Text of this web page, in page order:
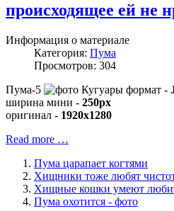
происходящее ей не
Информация о материале
Категория: Пума
Просмотров: 304
Пума-5
формат -
ширина мини - 250px
оригинал - 1920x1280
Read more …
Пума царапает когтями
Хищники тоже любят
Хищные кошки умеют
Пума охотится - фото